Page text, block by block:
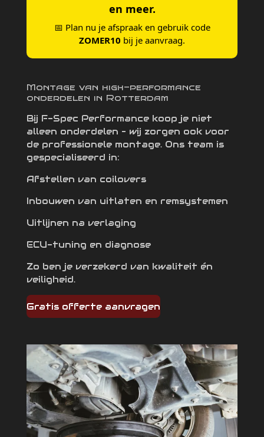
en meer.
📅 Plan nu je afspraak en gebruik code
ZOMER10 bij je aanvraag.
Montage van high-performance
onderdelen in Rotterdam
Bij F-Spec Performance koop je niet
alleen onderdelen – wij zorgen ook voor
de professionele montage. Ons team is
gespecialiseerd in:
Afstellen van coilovers
Inbouwen van uitlaten en remsystemen
Uitlijnen na verlaging
ECU-tuning en diagnose
Zo ben je verzekerd van kwaliteit én
veiligheid.
Gratis offerte aanvragen